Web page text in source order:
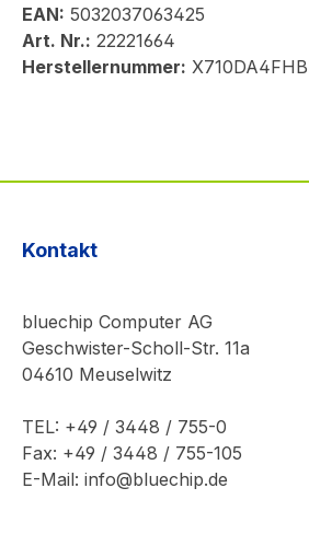
EAN: 5032037063425
Art. Nr.: 22221664
Herstellernummer:
Kontakt
bluechip Computer AG
Geschwister-Scholl-Str. 11a
04610 Meuselwitz
TEL: +49 / 3448 / 755-0
Fax: +49 / 3448 / 755-105
E-Mail: info@bluechip.de